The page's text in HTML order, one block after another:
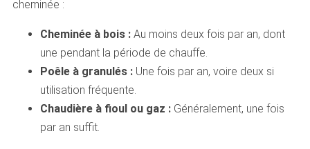
cheminée :
Cheminée à bois :Au moins deux fois par an, dont
une pendant la période de chauffe.
Poêle à granulés :Une fois par an, voire deux si
utilisation fréquente.
Chaudière à fioul ou gaz :Généralement, une fois
par an suffit.